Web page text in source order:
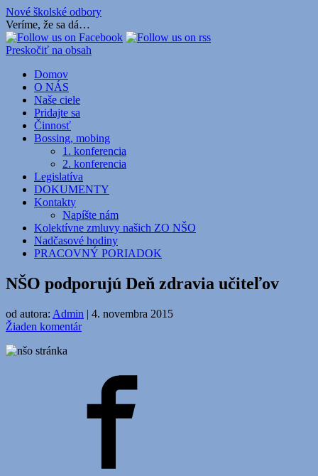
Nové školské odbory
Veríme, že sa dá…
Preskočiť na obsah
Domov
O NÁS
Naše ciele
Pridajte sa
Činnosť
Bossing, mobing
1. konferencia
2. konferencia
Legislatíva
DOKUMENTY
Kontakty
Napíšte nám
Kolektívne zmluvy našich ZO NŠO
Nadčasové hodiny
PRACOVNÝ PORIADOK
NŠO podporujú Deň zdravia učiteľov
od autora: Admin | 4. novembra 2015
Žiaden komentár